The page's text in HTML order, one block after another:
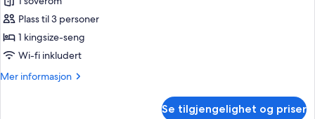
–
deluxe
Plass til 3 personer
1 kingsize-seng
Wi-fi inkludert
Mer informasjon
Mer
Se tilgjengelighet og priser